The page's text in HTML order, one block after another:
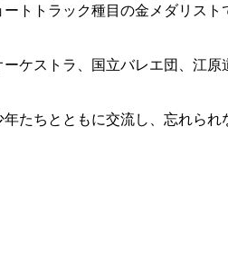
トトラック種目の金メダリスト
ケストラ、国立バレエ団、江
たちとともに交流し、忘れら